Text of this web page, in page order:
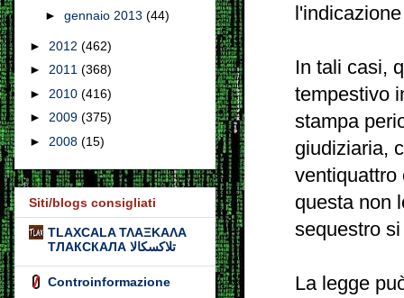
In tali casi,
tempestivo
stampa
giudiziaria,
ventiquattro
questa non
sequestro
La legge
► gennaio 2013 (44)
► 2012 (462)
► 2011 (368)
► 2010 (416)
► 2009 (375)
► 2008 (15)
Siti/blogs consigliati
TLAXCALA ΤΛΑΞΚΑΛΑ
ТЛАКСКАЛА تلاكسكالا
Controinformazione